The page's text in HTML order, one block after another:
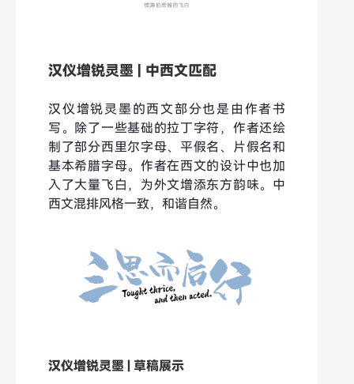
汉仪增锐灵墨 | 中西文匹配
汉仪增锐灵墨的西文部分也是由作者书
写。除了一些基础的拉丁字符，作者还绘
制了部分西里尔字母、平假名、片假名和
基本希腊字母。作者在西文的设计中也加
入了大量飞白，为外文增添东方韵味。中
西文混排风格一致，和谐自然。
汉仪增锐灵墨 | 草稿展示